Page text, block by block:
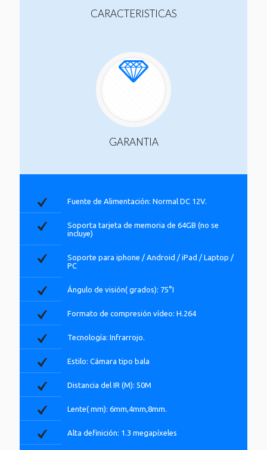
CARACTERISTICAS
GARANTIA
Fuente de Alimentación: Normal DC 12V.
Soporta tarjeta de memoria de 64GB (no se
incluye)
Soporte para iphone / Android / iPad / Laptop /
PC
Ángulo de visión( grados): 75°I
Formato de compresión vídeo: H.264
Tecnología: Infrarrojo.
Estilo: Cámara tipo bala
Distancia del IR (M): 50M
Lente( mm): 6mm,4mm,8mm.
Alta definición: 1.3 megapíxeles